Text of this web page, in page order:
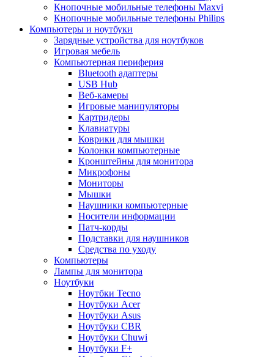
Кнопочные мобильные телефоны Maxvi
Кнопочные мобильные телефоны Philips
Компьютеры и ноутбуки
Зарядные устройства для ноутбуков
Игровая мебель
Компьютерная периферия
Bluetooth адаптеры
USB Hub
Веб-камеры
Игровые манипуляторы
Картридеры
Клавиатуры
Коврики для мышки
Колонки компьютерные
Кронштейны для монитора
Микрофоны
Мониторы
Мышки
Наушники компьютерные
Носители информации
Патч-корды
Подставки для наушников
Средства по уходу
Компьютеры
Лампы для монитора
Ноутбуки
Ноутбки Tecno
Ноутбуки Acer
Ноутбуки Asus
Ноутбуки CBR
Ноутбуки Chuwi
Ноутбуки F+